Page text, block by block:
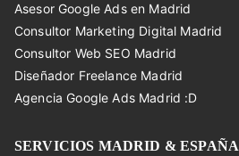
Asesor Google Ads en Madrid
Consultor Marketing Digital Madrid
Consultor Web SEO Madrid
Diseñador Freelance Madrid
Agencia Google Ads Madrid :D
SERVICIOS MADRID & ESPAÑA